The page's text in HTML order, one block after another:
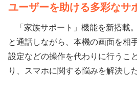
ユーザーを助ける多彩なサ
「家族サポート」機能を新搭載
と通話しながら、本機の画面を相
設定などの操作を代わりに行うこ
り、スマホに関する悩みを解決し